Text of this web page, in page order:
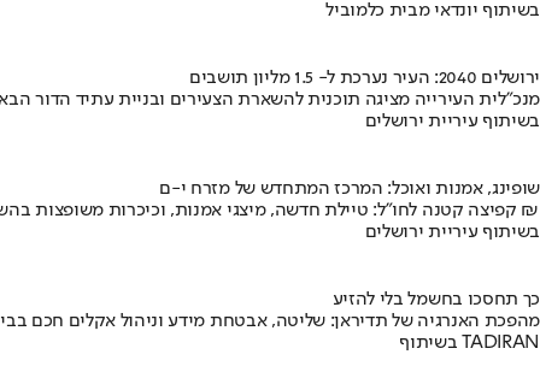
בשיתוף יונדאי מבית כלמוביל
ירושלים 2040: העיר נערכת ל- 1.5 מליון תושבים
מנכ"לית העירייה מציגה תוכנית להשארת הצעירים ובניית עתיד הדור
בשיתוף עיריית ירושלים
שופינג, אמנות ואוכל: המרכז המתחדש של מזרח י-ם
קפיצה קטנה לחו"ל: טיילת חדשה, מיצגי אמנות, וכיכרות משופצות בהשקעה של 100 מיליון ₪
בשיתוף עיריית ירושלים
כך תחסכו בחשמל בלי להזיע
מהפכת האנרגיה של תדיראן: שליטה, אבטחת מידע וניהול אקלים חכם
בשיתוף TADIRAN